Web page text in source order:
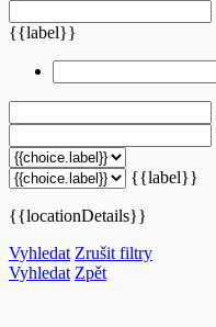
{{label}}
{{label}}
{{locationDetails}}
Vyhledat Zrušit filtry
Vyhledat Zpět